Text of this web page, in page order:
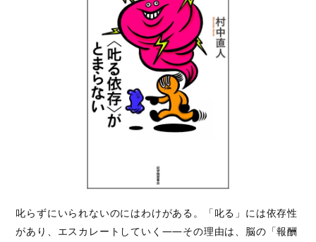
叱らずにいられないのにはわけがある。「叱る」には依存性
があり、エスカレートしていく――その理由は、脳の「報酬